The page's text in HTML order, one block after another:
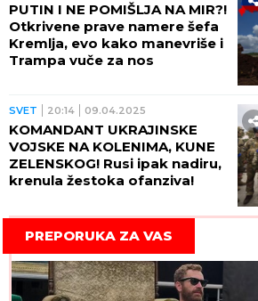
PUTIN I NE POMIŠLJA NA MIR?!
Otkrivene prave namere šefa
Kremlja, evo kako manevriše i
Trampa vuče za nos
SVET 20:14 09.04.2025
KOMANDANT UKRAJINSKE
VOJSKE NA KOLENIMA, KUNE
ZELENSKOG! Rusi ipak nadiru,
krenula žestoka ofanziva!
PREPORUKA ZA VAS